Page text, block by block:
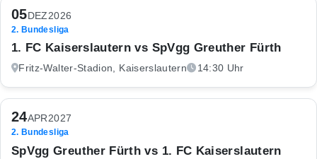
05DEZ 2026
2. Bundesliga
1. FC Kaiserslautern vs SpVgg Greuther Fürth
Fritz-Walter-Stadion, Kaiserslautern 14:30 Uhr
24APR 2027
2. Bundesliga
SpVgg Greuther Fürth vs 1. FC Kaiserslautern